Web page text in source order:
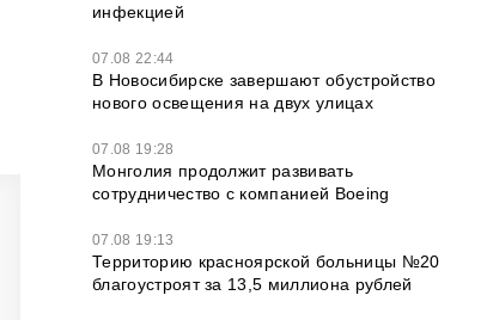
инфекцией
07.08 22:44
В Новосибирске завершают обустройство
нового освещения на двух улицах
07.08 19:28
Монголия продолжит развивать
сотрудничество с компанией Boeing
07.08 19:13
Территорию красноярской больницы №20
благоустроят за 13,5 миллиона рублей